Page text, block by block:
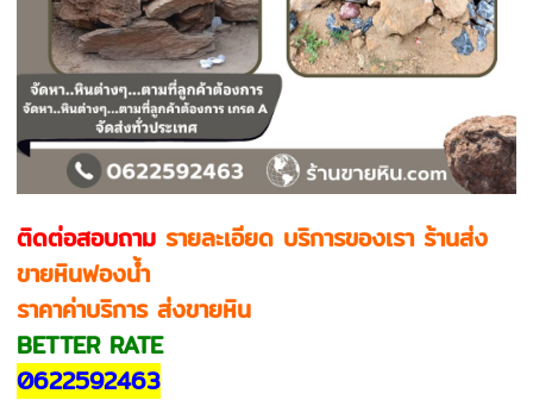
ติดต่อสอบถาม รายละเอียด บริการของเรา ร้านส่ง
ขายหินฟองน้ำ
ราคาค่าบริการ ส่งขายหิน
BETTER RATE
0622592463